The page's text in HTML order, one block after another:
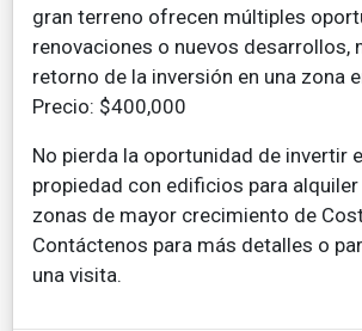
gran terreno ofrecen múltiples
renovaciones o nuevos desarrollos,
retorno de la inversión en una zona
Precio: $400,000
No pierda la oportunidad de invertir
propiedad con edificios para alquiler
zonas de mayor crecimiento de
Contáctenos para más detalles o
una visita.